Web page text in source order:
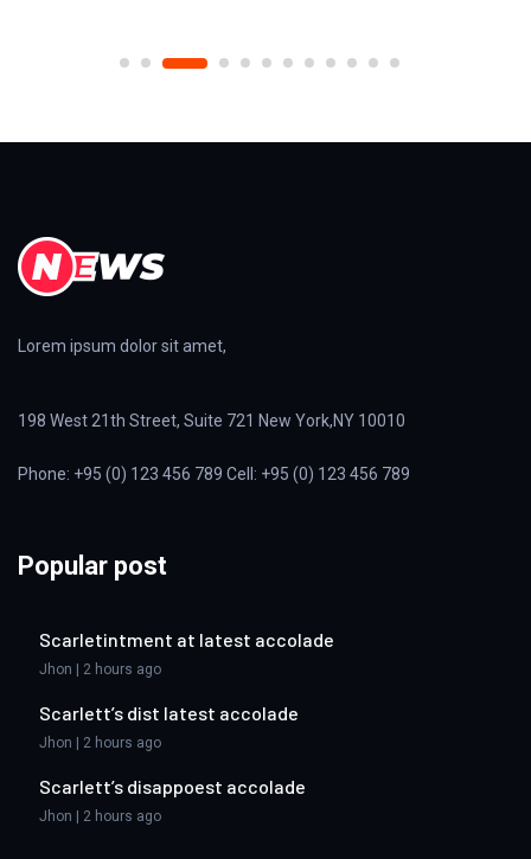
Lorem ipsum dolor sit amet,
198 West 21th Street, Suite 721 New York,NY 10010
Phone: +95 (0) 123 456 789 Cell: +95 (0) 123 456 789
Popular post
Scarletintment at latest accolade
Jhon | 2 hours ago
Scarlett’s dist latest accolade
Jhon | 2 hours ago
Scarlett’s disappoest accolade
Jhon | 2 hours ago